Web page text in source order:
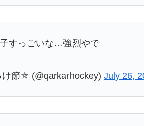
すっごいな…強烈やで
節⛤ (@qarkarhockey)July 26,